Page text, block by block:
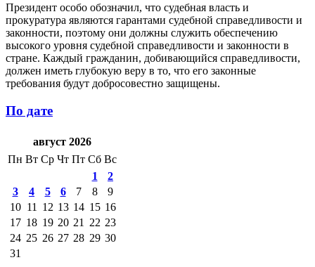
Президент особо обозначил, что судебная власть и
прокуратура являются гарантами судебной справедливости и
законности, поэтому они должны служить обеспечению
высокого уровня судебной справедливости и законности в
стране. Каждый гражданин, добивающийся справедливости,
должен иметь глубокую веру в то, что его законные
требования будут добросовестно защищены.
По дате
август 2026
Пн Вт Ср Чт Пт Сб Вс
1
2
3
4 5 6 7 8
9
10 11 12 13 14 15 16
17 18 19 20 21 22 23
24 25 26 27 28 29 30
31